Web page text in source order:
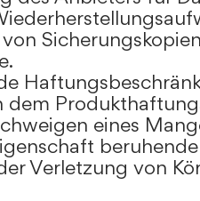
dem
eines
Verletzung von